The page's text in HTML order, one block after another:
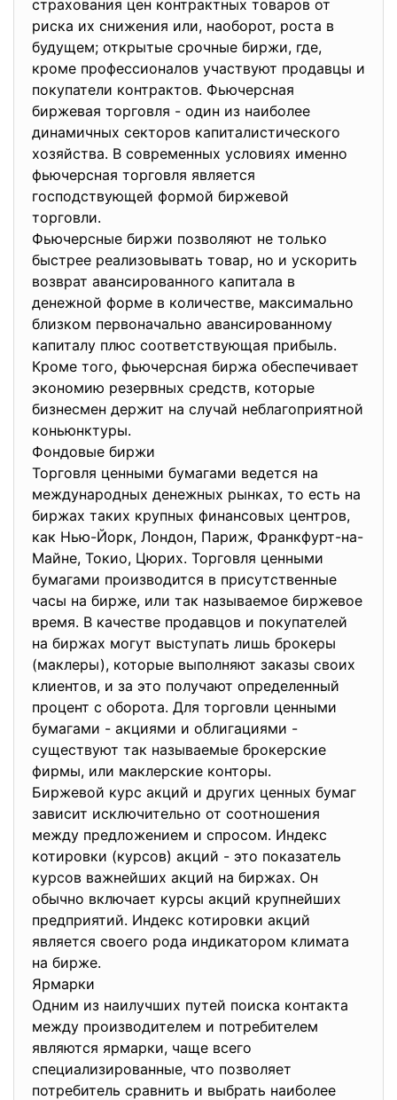
страхования цен контрактных товаров от
риска их снижения или, наоборот, роста в
будущем; открытые срочные биржи, где,
кроме профессионалов участвуют продавцы и
покупатели контрактов. Фьючерсная
биржевая торговля - один из наиболее
динамичных секторов капиталистического
хозяйства. В современных условиях именно
фьючерсная торговля является
господствующей формой биржевой
торговли.
Фьючерсные биржи позволяют не только
быстрее реализовывать товар, но и ускорить
возврат авансированного капитала в
денежной форме в количестве, максимально
близком первоначально авансированному
капиталу плюс соответствующая прибыль.
Кроме того, фьючерсная биржа обеспечивает
экономию резервных средств, которые
бизнесмен держит на случай неблагоприятной
коньюнктуры.
Фондовые биржи
Торговля ценными бумагами ведется на
международных денежных рынках, то есть на
биржах таких крупных финансовых центров,
как Нью-Йорк, Лондон, Париж, Франкфурт-на-
Майне, Токио, Цюрих. Торговля ценными
бумагами производится в присутственные
часы на бирже, или так называемое биржевое
время. В качестве продавцов и покупателей
на биржах могут выступать лишь брокеры
(маклеры), которые выполняют заказы своих
клиентов, и за это получают определенный
процент с оборота. Для торговли ценными
бумагами - акциями и облигациями -
существуют так называемые брокерские
фирмы, или маклерские конторы.
Биржевой курс акций и других ценных бумаг
зависит исключительно от соотношения
между предложением и спросом. Индекс
котировки (курсов) акций - это показатель
курсов важнейших акций на биржах. Он
обычно включает курсы акций крупнейших
предприятий. Индекс котировки акций
является своего рода индикатором климата
на бирже.
Ярмарки
Одним из наилучших путей поиска контакта
между производителем и потребителем
являются ярмарки, чаще всего
специализированные, что позволяет
потребитель сравнить и выбрать наиболее